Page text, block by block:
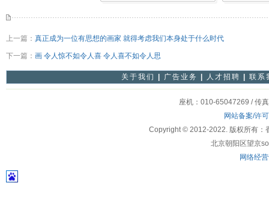
上一篇： 真正成为一位有思想的画家 就得考虑我们本身处于什么时代
下一篇： 画 令人惊不如令人喜 令人喜不如令人思
关于我们 广告业务 人才招聘 联系
座机：010-65047269 / 传
网站备案/许
Copyright © 2012-2022. 版权所有：
北京朝阳区望京
网络经